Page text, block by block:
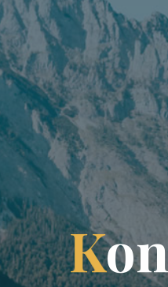
Kon